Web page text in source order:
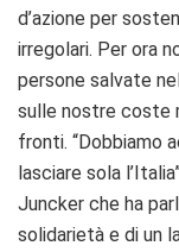
d’azione per
irregolari. Per ora
persone salvate
sulle nostre coste
fronti. “Dobbiamo
lasciare sola
Juncker che ha
solidarietà e di un